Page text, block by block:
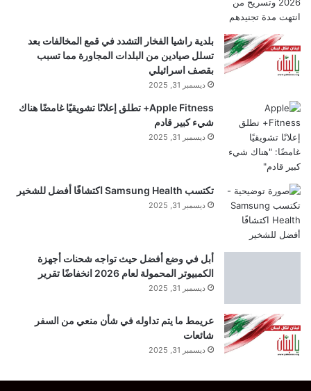
yalebnan.org — ترامب يعلن هدنة لثلاثة أيام بين
روسيا وأوكرانيا
شارك هذا الموضوع:
فيس بوك
ا
ر
ي
بلدية راشيا الفخار التشدد في قمع المخالفات بعد
تسلل صيادين من البلدات المجاورة مما تسبب
بقصف اسرائيلي
ديسمبر 31, 2025
Apple Fitness+ تطلق إعلانًا تشويقيًا غامضًا هناك
شيء كبير قادم
ديسمبر 31, 2025
تكتسب Samsung Health اكتشافًا أفضل للشخير
ديسمبر 31, 2025
أبل في وضع أفضل حيث تواجه شحنات أجهزة
الكمبيوتر المحمولة لعام 2026 انخفاضًا تقرير
ديسمبر 31, 2025
عريمط ما يتم تداوله في شأن منعي من السفر